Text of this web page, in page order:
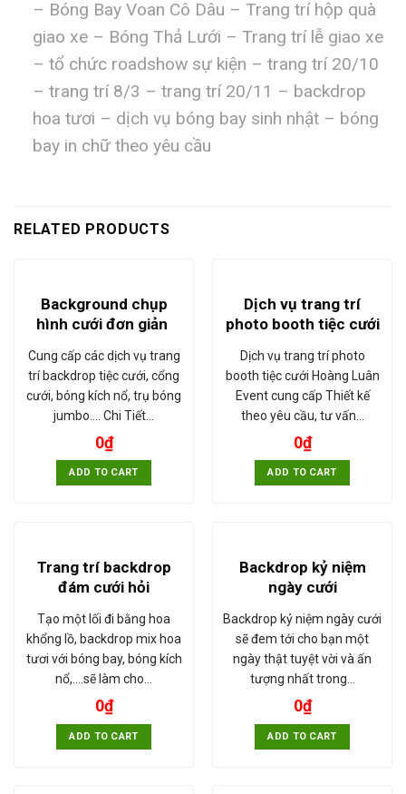
– Bóng Bay Voan Cô Dâu – Trang trí hộp quà
giao xe – Bóng Thả Lưới – Trang trí lễ giao xe
– tổ chức roadshow sự kiện – trang trí 20/10
– trang trí 8/3 – trang trí 20/11 – backdrop
hoa tươi – dịch vụ bóng bay sinh nhật – bóng
bay in chữ theo yêu cầu
RELATED PRODUCTS
Background chụp
hình cưới đơn giản
Cung cấp các dịch vụ trang
trí backdrop tiệc cưới, cổng
cưới, bóng kích nổ, trụ bóng
jumbo.... Chi Tiết…
0₫
ADD TO CART
Dịch vụ trang trí
photo booth tiệc cưới
Dịch vụ trang trí photo
booth tiệc cưới Hoàng Luân
Event cung cấp Thiết kế
theo yêu cầu, tư vấn…
0₫
ADD TO CART
Trang trí backdrop
đám cưới hỏi
Tạo một lối đi bằng hoa
khổng lồ, backdrop mix hoa
tươi với bóng bay, bóng kích
nổ,....sẽ làm cho…
0₫
ADD TO CART
Backdrop kỷ niệm
ngày cưới
Backdrop kỷ niệm ngày cưới
sẽ đem tới cho bạn một
ngày thật tuyệt vời và ấn
tượng nhất trong…
0₫
ADD TO CART